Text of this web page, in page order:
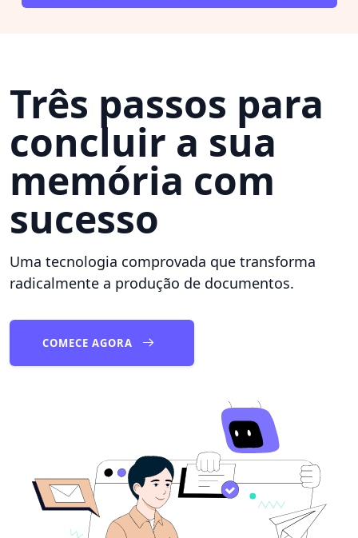
Três passos para
concluir a sua
memória com
sucesso
Uma tecnologia comprovada que transforma
radicalmente a produção de documentos.
COMECE AGORA